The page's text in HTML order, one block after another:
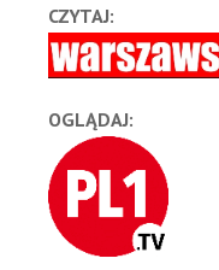
CZYTAJ:
OGLĄDAJ: